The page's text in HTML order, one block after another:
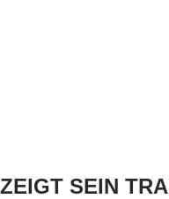
SEIN